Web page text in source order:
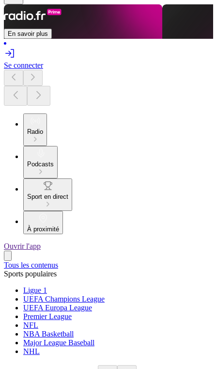
En savoir plus
Se connecter
Radio
Podcasts
Sport en direct
À proximité
Ouvrir l'app
Tous les contenus
Sports populaires
Ligue 1
UEFA Champions League
UEFA Europa League
Premier League
NFL
NBA Basketball
Major League Baseball
NHL